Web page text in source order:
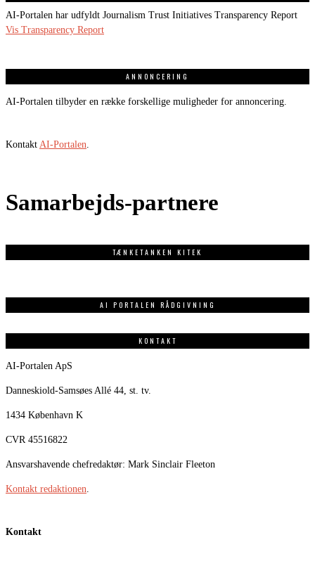
AI-Portalen har udfyldt Journalism Trust Initiatives Transparency Report
Vis Transparency Report
ANNONCERING
AI-Portalen tilbyder en række forskellige muligheder for annoncering.
Kontakt AI-Portalen
Samarbejds-partnere
TÆNKETANKEN KITEK
AI PORTALEN RÅDGIVNING
KONTAKT
AI-Portalen ApS
Danneskiold-Samsøes Allé 44, st. tv.
1434 København K
CVR 45516822
Ansvarshavende chefredaktør: Mark Sinclair Fleeton
Kontakt redaktionen
Kontakt